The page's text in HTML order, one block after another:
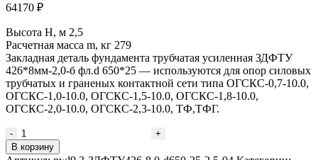
64170 ₽
Высота H, м 2,5
Расчетная масса m, кг 279
Закладная деталь фундамента трубчатая усиленная ЗДФТУ
426*8мм-2,0-б фл.d 650*25 — используются для опор силовых
трубчатых и граненых контактной сети типа ОГСКС-0,7-10.0,
ОГСКС-1,0-10.0, ОГСКС-1,5-10.0, ОГСКС-1,8-10.0,
ОГСКС-2,0-10.0, ОГСКС-2,3-10.0, ТФ,ТФГ.
В корзину